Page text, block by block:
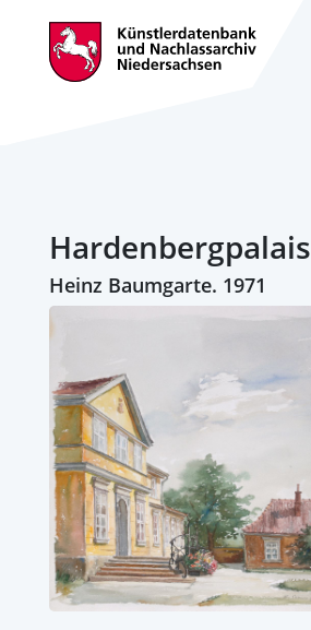
Hardenbergpalais
Heinz Baumgarte. 1971